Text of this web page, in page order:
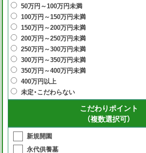
50万円～100万円未満
100万円～150万円未満
150万円～200万円未満
200万円～250万円未満
250万円～300万円未満
300万円～350万円未満
350万円～400万円未満
400万円以上
未定・こだわらない
こだわりポイント
（複数選択可）
新規開園
永代供養墓